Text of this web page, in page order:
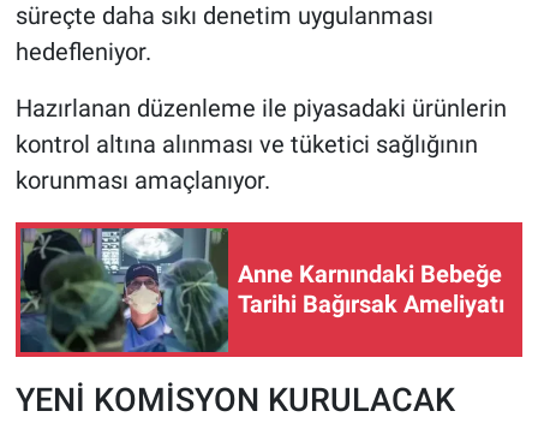
süreçte daha sıkı denetim uygulanması
hedefleniyor.
Hazırlanan düzenleme ile piyasadaki ürünlerin
kontrol altına alınması ve tüketici sağlığının
korunması amaçlanıyor.
Anne Karnındaki Bebeğe
Tarihi Bağırsak Ameliyatı
YENİ KOMİSYON KURULACAK
SPOR
MAGAZİN
Bilim, Teknoloji